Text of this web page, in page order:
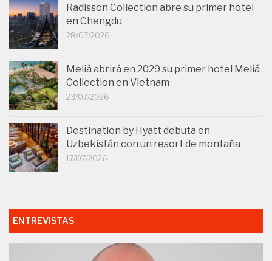
Radisson Collection abre su primer hotel
en Chengdu
28/07/2026
Meliá abrirá en 2029 su primer hotel Meliá
Collection en Vietnam
23/07/2026
Destination by Hyatt debuta en
Uzbekistán con un resort de montaña
17/07/2026
ENTREVISTAS